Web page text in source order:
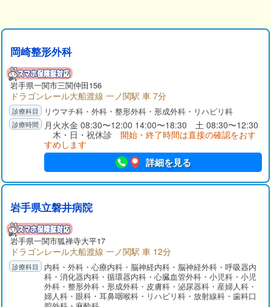
岡崎整形外科
岩手県一関市三関仲田156
ドラゴンレール大船渡線 一ノ関駅 車 7分
リウマチ科・外科・整形外科・形成外科・リハビリ科
月火水金 08:30〜12:00 14:00〜18:30 土 08:30〜12:30
木・日・祝休診 開始・終了時間は直接の確認をおす
すめします
詳細を見る
岩手県立磐井病院
岩手県一関市狐禅寺大平17
ドラゴンレール大船渡線 一ノ関駅 車 12分
内科・外科・心療内科・脳神経内科・脳神経外科・呼吸器内
科・消化器内科・循環器内科・心臓血管外科・小児科・小児
外科・整形外科・形成外科・皮膚科・泌尿器科・産婦人科・
婦人科・眼科・耳鼻咽喉科・リハビリ科・放射線科・歯科口